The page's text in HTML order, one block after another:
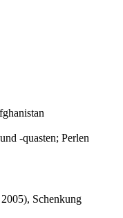
-quasten; Perlen
Schenkung